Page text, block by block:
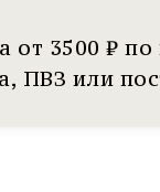
от 3500 ₽
ПВЗ или